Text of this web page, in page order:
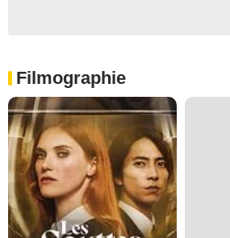
Filmographie